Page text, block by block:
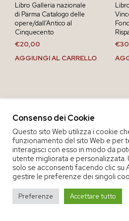
Libro Galleria nazionale
di Parma Catalogo delle
opere/dall’Antico al
Cinquecento
€20,00
AGGIUNGI AL CARRELLO
€
COPYRIGHT 2020 COOP. SOC. OFFICINA 68 |
TERMINI E CONDIZIONI DEL SERVIZIO|
Consenso dei Cookie
Questo sito Web utilizza i cookie
funzionamento del sito Web e per
interagisci con esso in modo da
utente migliorata e personalizzata.
solo se acconsenti facendo clic su
gestire le preferenze dei singoli
Preferenze Accettare tutto